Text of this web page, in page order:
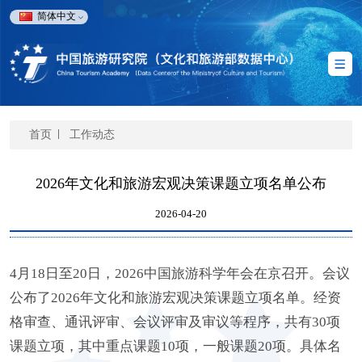
简体中文
首页 工作动态
2026年文化和旅游宏观决策课题立项名单公布
2026-04-20
4月18日至20日，2026中国旅游科学年会在京召开。会议
公布了2026年文化和旅游宏观决策课题立项名单。经资
格审查、通讯评审、会议评审及审议等程序，共有30项
课题立项，其中重点课题10项，一般课题20项。具体名